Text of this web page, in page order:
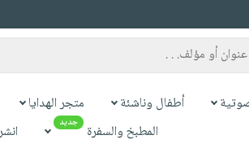
أطفال وناشئة متجر الهدايا
المطبخ والسفرة جديد